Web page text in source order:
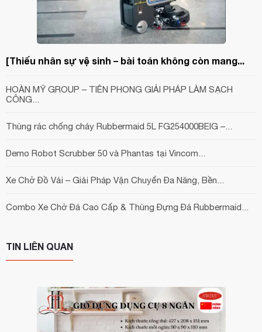
[Thiếu nhân sự vệ sinh – bài toán không còn mang...
HOÀN MỸ GROUP – TIÊN PHONG GIẢI PHÁP LÀM SẠCH
CÔNG...
Thùng rác chống cháy Rubbermaid 5L FG254000BEIG –...
Demo Robot Scrubber 50 và Phantas tại Vincom...
Xe Chở Đồ Vải – Giải Pháp Vận Chuyển Đa Năng, Bền...
Combo Xe Chở Đá Cao Cấp & Thùng Đựng Đá Rubbermaid...
TIN LIÊN QUAN